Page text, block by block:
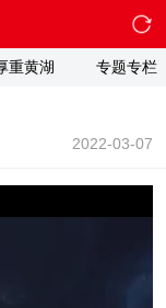
重黄湖 专题专栏
2022-03-07